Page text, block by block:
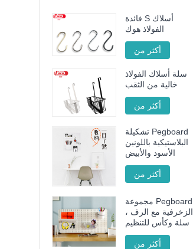
فائدة S أسلاك
الفولاذ هوك
أكثر من
سلة أسلاك الفولاذ
خالية من الثقب
أكثر من
تشكيلة Pegboard
البلاستيكية باللونين
الأسود والأبيض
أكثر من
مجموعة Pegboard
الزخرفية مع الرف ،
سلة وكأس للتنظيم
أكثر من